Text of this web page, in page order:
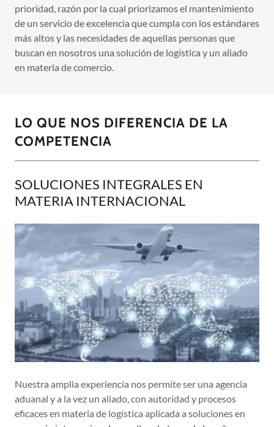
prioridad, razón por la cual priorizamos el mantenimiento
de un servicio de excelencia que cumpla con los estándares
más altos y las necesidades de aquellas personas que
buscan en nosotros una solución de logística y un aliado
en materia de comercio.
LO QUE NOS DIFERENCIA DE LA
COMPETENCIA
SOLUCIONES INTEGRALES EN
MATERIA INTERNACIONAL
Nuestra amplia experiencia nos permite ser una agencia
aduanal y a la vez un aliado, con autoridad y procesos
eficaces en materia de logística aplicada a soluciones en